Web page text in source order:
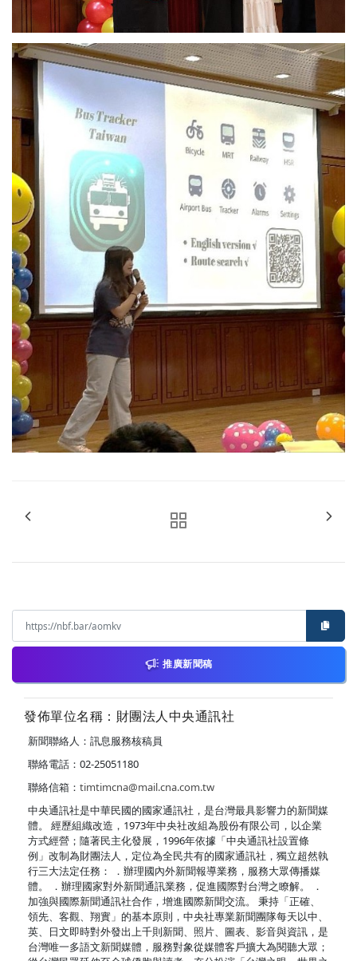
推廣新聞稿
發佈單位名稱：財團法人中央通訊社
新聞聯絡人：訊息服務核稿員
聯絡電話：02-25051180
聯絡信箱： timtimcna@mail.cna.com.tw
中央通訊社是中華民國的國家通訊社，是台灣最具影響力的新聞媒
體。 經歷組織改造，1973年中央社改組為股份有限公司，以企業
方式經營；隨著民主化發展，1996年依據「中央通訊社設置條
例」改制為財團法人，定位為全民共有的國家通訊社，獨立超然執
行三大法定任務： ．辦理國內外新聞報導業務，服務大眾傳播媒
體。 ．辦理國家對外新聞通訊業務，促進國際對台灣之瞭解。 ．
加強與國際新聞通訊社合作，增進國際新聞交流。 秉持「正確、
領先、客觀、翔實」的基本原則，中央社專業新聞團隊每天以中、
英、日文即時對外發出上千則新聞、照片、圖表、影音與資訊，是
台灣唯一多語文新聞媒體，服務對象從媒體客戶擴大為閱聽大眾；